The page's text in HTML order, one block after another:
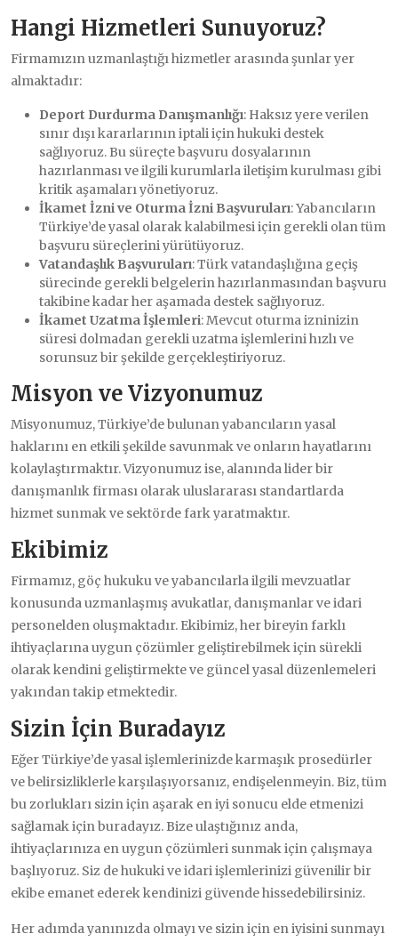
Hangi Hizmetleri Sunuyoruz?
Firmamızın uzmanlaştığı hizmetler arasında şunlar yer
almaktadır:
Deport Durdurma Danışmanlığı: Haksız yere verilen
sınır dışı kararlarının iptali için hukuki destek
sağlıyoruz. Bu süreçte başvuru dosyalarının
hazırlanması ve ilgili kurumlarla iletişim kurulması gibi
kritik aşamaları yönetiyoruz.
İkamet İzni ve Oturma İzni Başvuruları: Yabancıların
Türkiye’de yasal olarak kalabilmesi için gerekli olan tüm
başvuru süreçlerini yürütüyoruz.
Vatandaşlık Başvuruları: Türk vatandaşlığına geçiş
sürecinde gerekli belgelerin hazırlanmasından başvuru
takibine kadar her aşamada destek sağlıyoruz.
İkamet Uzatma İşlemleri: Mevcut oturma izninizin
süresi dolmadan gerekli uzatma işlemlerini hızlı ve
sorunsuz bir şekilde gerçekleştiriyoruz.
Misyon ve Vizyonumuz
Misyonumuz, Türkiye’de bulunan yabancıların yasal
haklarını en etkili şekilde savunmak ve onların hayatlarını
kolaylaştırmaktır. Vizyonumuz ise, alanında lider bir
danışmanlık firması olarak uluslararası standartlarda
hizmet sunmak ve sektörde fark yaratmaktır.
Ekibimiz
Firmamız, göç hukuku ve yabancılarla ilgili mevzuatlar
konusunda uzmanlaşmış avukatlar, danışmanlar ve idari
personelden oluşmaktadır. Ekibimiz, her bireyin farklı
ihtiyaçlarına uygun çözümler geliştirebilmek için sürekli
olarak kendini geliştirmekte ve güncel yasal düzenlemeleri
yakından takip etmektedir.
Sizin İçin Buradayız
Eğer Türkiye’de yasal işlemlerinizde karmaşık prosedürler
ve belirsizliklerle karşılaşıyorsanız, endişelenmeyin. Biz, tüm
bu zorlukları sizin için aşarak en iyi sonucu elde etmenizi
sağlamak için buradayız. Bize ulaştığınız anda,
ihtiyaçlarınıza en uygun çözümleri sunmak için çalışmaya
başlıyoruz. Siz de hukuki ve idari işlemlerinizi güvenilir bir
ekibe emanet ederek kendinizi güvende hissedebilirsiniz.
Her adımda yanınızda olmayı ve sizin için en iyisini sunmayı